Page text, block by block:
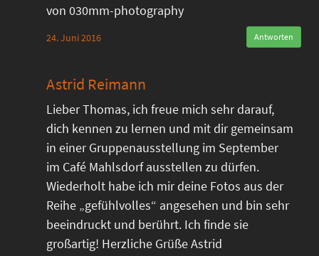
von 030mm-photography
24. Juni 2016 Antworten
Astrid Reimann
Lieber Thomas, ich freue mich sehr darauf,
dich kennen zu lernen und mit dir gemeinsam
in einer Gruppenausstellung im September
im Café Mahlsdorf ausstellen zu dürfen.
Wiederholt habe ich mir deine Fotos aus der
Reihe „gefühlvolles“ angesehen und bin sehr
beeindruckt und berührt. Ich finde sie
großartig! Herzliche Grüße Astrid